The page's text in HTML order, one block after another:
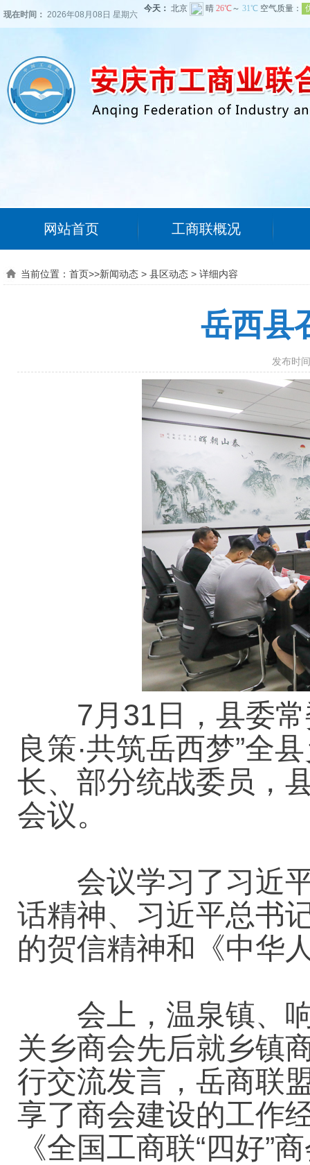
现在时间： 2026年08月08日 星期六
网站首页 工商联概况
当前位置： 首页>>新闻动态 > 县区动态 > 详细内容
岳西县
发布时
7月31日，县委常
良策·共筑岳西梦”全
长、部分统战委员，
会议。
会议学习了习近平
话精神、习近平总书
的贺信精神和《中华
会上，温泉镇、响
关乡商会先后就乡镇
行交流发言，岳商联
享了商会建设的工作
《全国工商联“四好”